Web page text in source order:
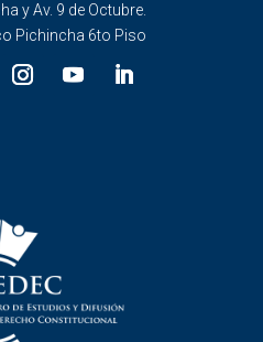
y Av. 9 de Octubre.
Pichincha 6to Piso